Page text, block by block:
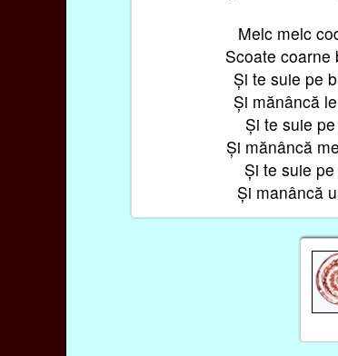
Melc melc
Scoate coarne
Și te suie pe
Și mănâncă
Și te suie
Și mănâncă
Și te suie
Și manâncă